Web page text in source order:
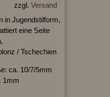
zzgl. Versand
in Jugendstilform,
eine Seite
/ Tschechien
ca. 10/7/5mm
1mm